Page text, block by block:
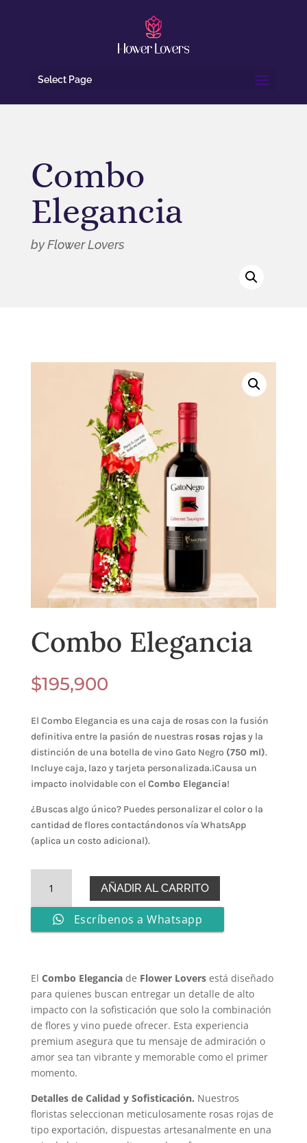
Select Page
Combo
Elegancia
by Flower Lovers
Combo Elegancia
$195,900
El Combo Elegancia es una caja de rosas con la fusión
definitiva entre la pasión de nuestras rosas rojasy la
distinción de una botella de vino Gato Negro (750 ml).
Incluye caja, lazo y tarjeta personalizada.¡Causa un
impacto inolvidable con el Combo Elegancia!
¿Buscas algo único? Puedes personalizar el color o la
cantidad de flores contactándonos vía WhatsApp
(aplica un costo adicional).
Elegancia
cantidad
AÑADIR AL CARRITO
Escríbenos a Whatsapp
El Combo Eleganciade Flower Loversestá diseñado
para quienes buscan entregar un detalle de alto
impacto con la sofisticación que solo la combinación
de flores y vino puede ofrecer. Esta experiencia
premium asegura que tu mensaje de admiración o
amor sea tan vibrante y memorable como el primer
momento.
Detalles de Calidad y Sofisticación. Nuestros
floristas seleccionan meticulosamente rosas rojas de
tipo exportación, dispuestas artesanalmente en una